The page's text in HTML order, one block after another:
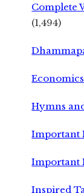
Complete
(1,494)
Economics
Hymns
Important
Important
Inspired